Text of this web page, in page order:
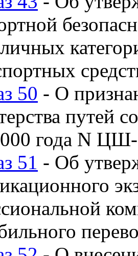
50 - О
путей
года N
51 - Об